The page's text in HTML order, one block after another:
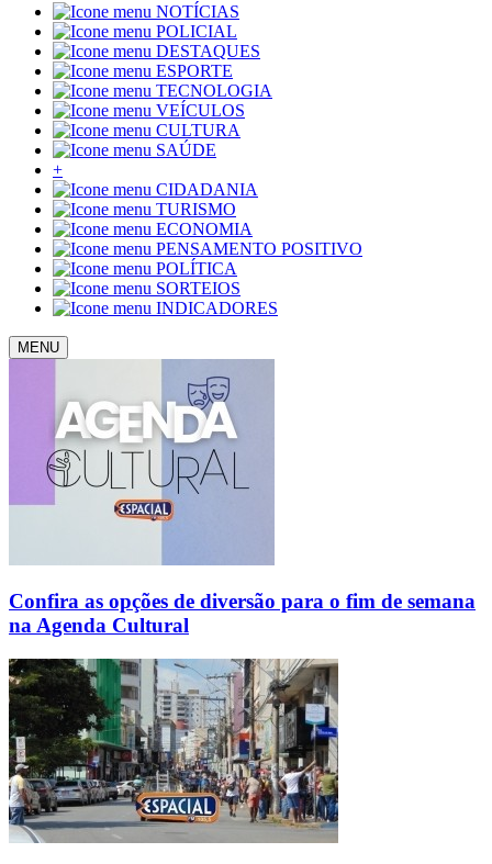
NOTÍCIAS
POLICIAL
DESTAQUES
ESPORTE
TECNOLOGIA
VEÍCULOS
CULTURA
SAÚDE
+
CIDADANIA
TURISMO
ECONOMIA
PENSAMENTO POSITIVO
POLÍTICA
SORTEIOS
INDICADORES
MENU
Confira as opções de diversão para o fim de semana
na Agenda Cultural